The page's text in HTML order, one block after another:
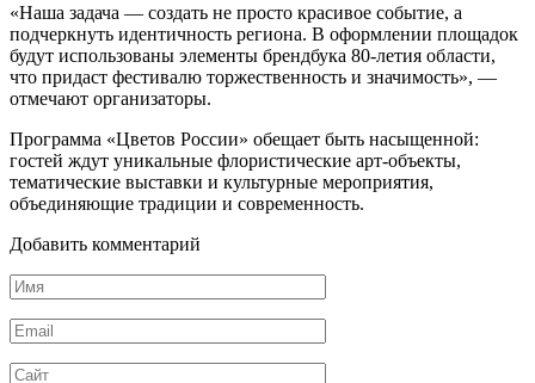
«Наша задача — создать не просто красивое событие, а
подчеркнуть идентичность региона. В оформлении площадок
будут использованы элементы брендбука 80-летия области,
что придаст фестивалю торжественность и значимость», —
отмечают организаторы.
Программа «Цветов России» обещает быть насыщенной:
гостей ждут уникальные флористические арт-объекты,
тематические выставки и культурные мероприятия,
объединяющие традиции и современность.
Добавить комментарий
Имя
Email
Сайт